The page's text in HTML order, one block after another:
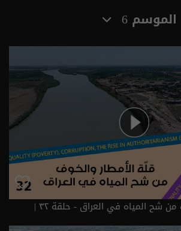
الموسم 6
قلّة الأمطار والخوف من شح المياه في العراق - حلقة ٣٢ |